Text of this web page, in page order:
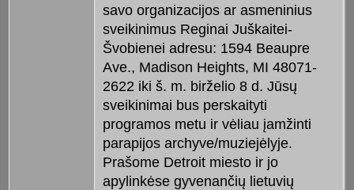
savo organizacijos ar asmeninius
sveikinimus Reginai Juškaitei-
Švobienei adresu: 1594 Beaupre
Ave., Madison Heights, MI 48071-
2622 iki š. m. birželio 8 d. Jūsų
sveikinimai bus perskaityti
programos metu ir vėliau įamžinti
parapijos archyve/muziejėlyje.
Prašome Detroit miesto ir jo
apylinkėse gyvenančių lietuvių